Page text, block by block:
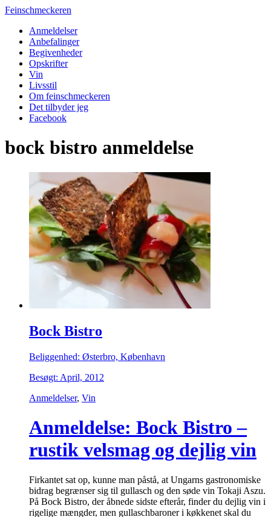
Feinschmeckeren
Anmeldelser
Anbefalinger
Begivenheder
Opskrifter
Vin
Livsstil
Om feinschmeckeren
Det tilbyder jeg
Facebook
bock bistro anmeldelse
Bock Bistro
Beliggenhed: Østerbro, København
Besøgt: April, 2012
Anmeldelser, Vin
Anmeldelse: Bock Bistro –
rustik velsmag og dejlig vin
Firkantet sat op, kunne man påstå, at Ungarns gastronomiske
bidrag begrænser sig til gullasch og den søde vin Tokaji Aszu.
På Bock Bistro, der åbnede sidste efterår, finder du dejlig vin i
rigelige mængder, men gullaschbaroner i køkkenet skal du